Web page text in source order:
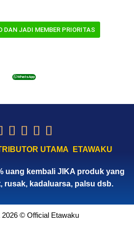
DAN JADI MEMBER PRIORITAS
WhatsApp
   
UTAMA ETAWAKU
uang kembali JIKA produk yang
rusak, kadaluarsa, palsu dsb.
2026 © Official Etawaku